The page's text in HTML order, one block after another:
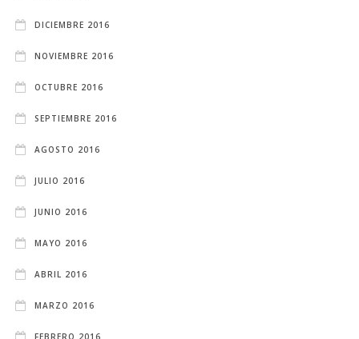
DICIEMBRE 2016
NOVIEMBRE 2016
OCTUBRE 2016
SEPTIEMBRE 2016
AGOSTO 2016
JULIO 2016
JUNIO 2016
MAYO 2016
ABRIL 2016
MARZO 2016
FEBRERO 2016